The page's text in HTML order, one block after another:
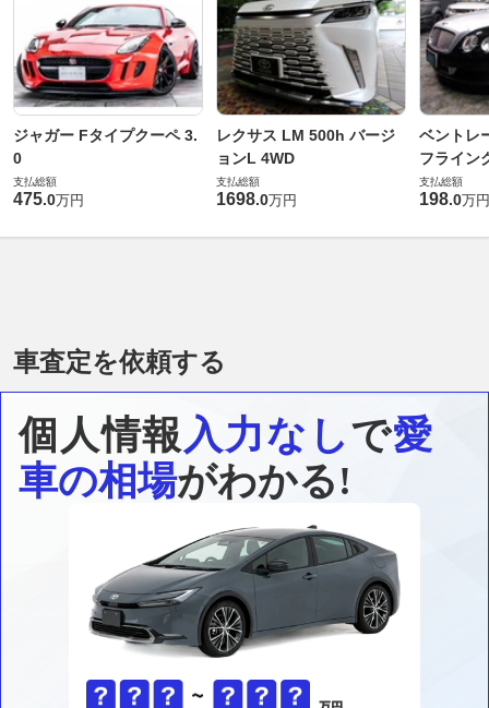
ジャガー Fタイプクーペ 3.
0
支払総額
475.0万円
レクサス LM 500h バージ
ョンL 4WD
支払総額
1698.0万円
ベントレ
フライン
支払総額
198.0万円
車査定を依頼する
個人情報入力なしで愛
車の相場がわかる!